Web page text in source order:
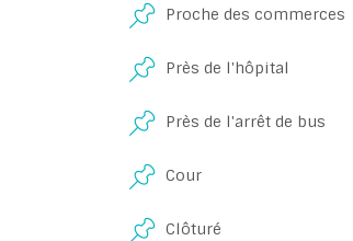
Proche des commerces
Près de l'hôpital
Près de l'arrêt de bus
Cour
Clôturé